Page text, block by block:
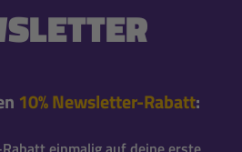
10% Newsletter-Rabatt: